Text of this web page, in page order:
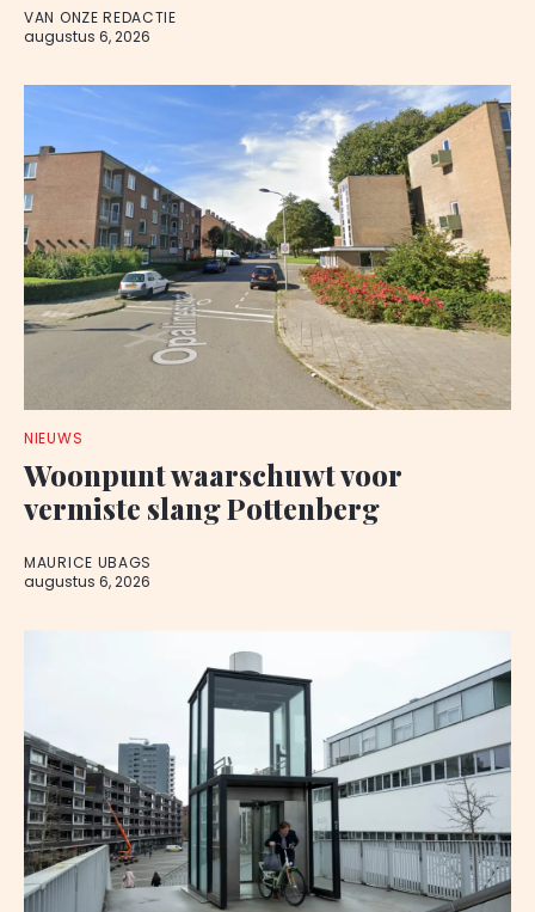
VAN ONZE REDACTIE
augustus 6, 2026
NIEUWS
Woonpunt waarschuwt voor
vermiste slang Pottenberg
MAURICE UBAGS
augustus 6, 2026